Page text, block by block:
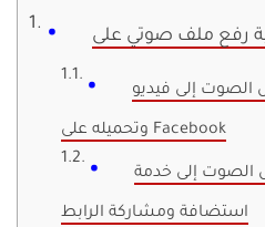
الصوت إلى فيديو
وتحميله على Facebook
الصوت إلى خدمة
استضافة ومشاركة الرابط